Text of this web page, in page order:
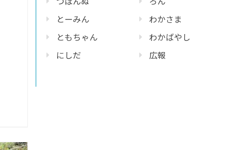
とーみん
ともちゃん
にしだ
わかさま
わかばやし
広報